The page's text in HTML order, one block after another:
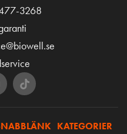
3268
KATEGORIER